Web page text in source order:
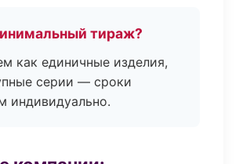
тираж?
как единичные изделия,
серии — сроки
индивидуально.